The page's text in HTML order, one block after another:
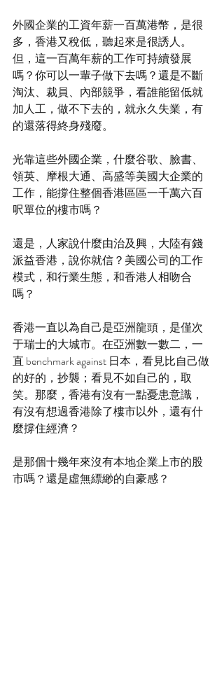
外國企業的工資年薪一百萬港幣，是很
多，香港又稅低，聽起來是很誘人。
但，這一百萬年薪的工作可持續發展
嗎？你可以一輩子做下去嗎？還是不斷
淘汰、裁員、內部競爭，看誰能留低就
加人工，做不下去的，就永久失業，有
的還落得終身殘廢。
光靠這些外國企業，什麼谷歌、臉書、
領英、摩根大通、高盛等美國大企業的
工作，能撐住整個香港區區一千萬六百
呎單位的樓市嗎？
還是，人家說什麼由治及興，大陸有錢
派益香港，說你就信？美國公司的工作
模式，和行業生態，和香港人相吻合
嗎？
香港一直以為自己是亞洲龍頭，是僅次
于瑞士的大城市。在亞洲數一數二，一
直 benchmark against 日本，看見比自己做
的好的，抄襲；看見不如自己的，取
笑。那麼，香港有沒有一點憂患意識，
有沒有想過香港除了樓市以外，還有什
麼撐住經濟？
是那個十幾年來沒有本地企業上市的股
市嗎？還是虛無縹緲的自豪感？